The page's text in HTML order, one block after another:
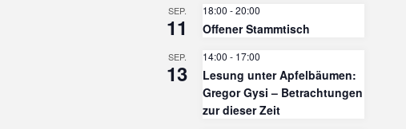
SEP.
11
18:00 -20:00
Offener Stammtisch
SEP.
13
14:00 - 17:00
Lesung unter Apfelbäumen:
Gregor Gysi – Betrachtungen
zur dieser Zeit